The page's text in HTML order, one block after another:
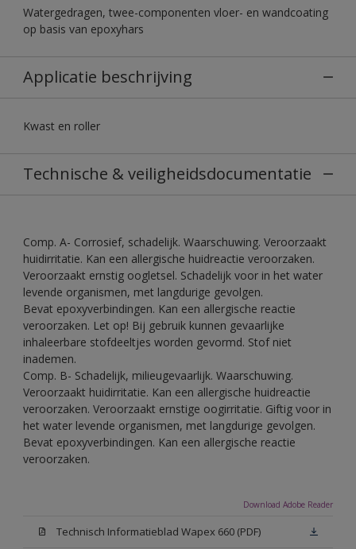
Watergedragen, twee-componenten vloer- en wandcoating
op basis van epoxyhars
Applicatie beschrijving
Kwast en roller
Technische & veiligheidsdocumentatie
Comp. A- Corrosief, schadelijk. Waarschuwing. Veroorzaakt
huidirritatie. Kan een allergische huidreactie veroorzaken.
Veroorzaakt ernstig oogletsel. Schadelijk voor in het water
levende organismen, met langdurige gevolgen.
Bevat epoxyverbindingen. Kan een allergische reactie
veroorzaken. Let op! Bij gebruik kunnen gevaarlijke
inhaleerbare stofdeeltjes worden gevormd. Stof niet
inademen.
Comp. B- Schadelijk, milieugevaarlijk. Waarschuwing.
Veroorzaakt huidirritatie. Kan een allergische huidreactie
veroorzaken. Veroorzaakt ernstige oogirritatie. Giftig voor in
het water levende organismen, met langdurige gevolgen.
Bevat epoxyverbindingen. Kan een allergische reactie
veroorzaken.
Download Adobe Reader
Technisch Informatieblad Wapex 660 (PDF)